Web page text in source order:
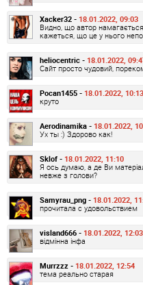
Xacker32 - 18.01.2022, 09:03
Видно, що автор
кажеться, що це у нього
heliocentric - 18.01.2022,
Сайт просто чудовий,
Pocan1455 - 18.01.2022, 10:13
круто
Aerodinamika - 18.01.2022,
Ух ты :) Здорово как!
Sklof - 18.01.2022, 11:10
Я ось думаю, а де Ви
невже з голови?
Samyrau_png - 18.01.2022,
прочитала с удовольствием
visland666 - 18.01.2022, 12:03
відмінна інфа
Murrzzz - 18.01.2022, 12:54
тема реально старая